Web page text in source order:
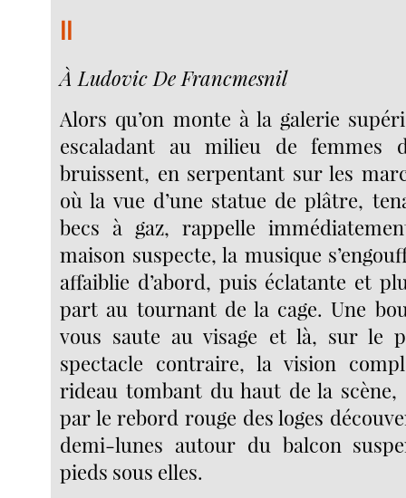
À Ludovic De Francmesnil
Alors qu’on monte à la galerie
escaladant au milieu de femmes
bruissent, en serpentant sur les
où la vue d’une statue de plâtre,
becs à gaz, rappelle
maison suspecte, la musique
affaiblie d’abord, puis éclatante et
part au tournant de la cage. Une
vous saute au visage et là, sur le
spectacle contraire, la vision
rideau tombant du haut de la
par le rebord rouge des loges
demi-lunes autour du balcon
pieds sous elles.